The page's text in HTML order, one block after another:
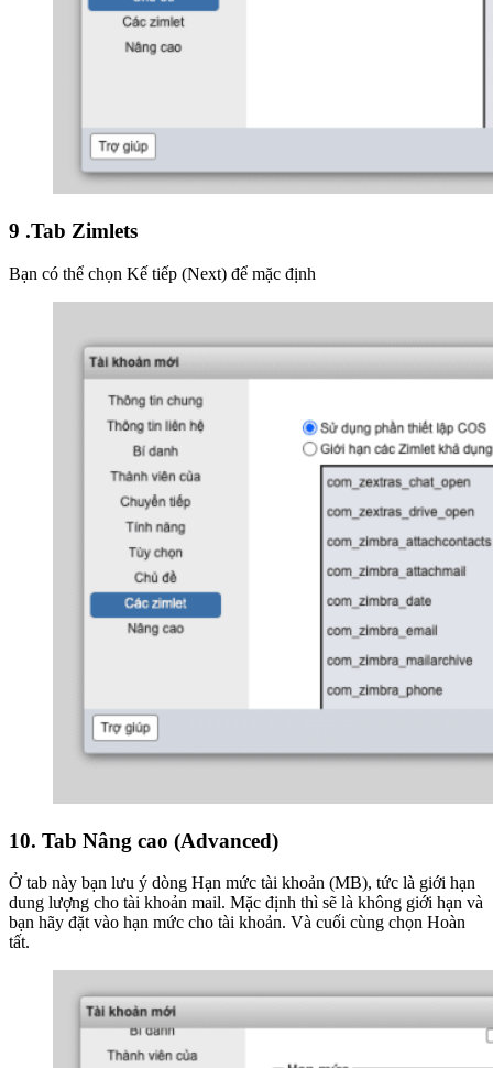
9 .Tab Zimlets
Bạn có thể chọn Kế tiếp (Next) để mặc định
10. Tab Nâng cao (Advanced)
Ở tab này bạn lưu ý dòng Hạn mức tài khoản (MB), tức là giới hạn
dung lượng cho tài khoản mail. Mặc định thì sẽ là không giới hạn và
bạn hãy đặt vào hạn mức cho tài khoản. Và cuối cùng chọn Hoàn
tất.